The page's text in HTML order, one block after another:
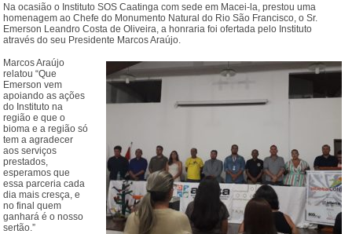
Na ocasião o Instituto SOS Caatinga com sede em Macei-la, prestou uma
homenagem ao Chefe do Monumento Natural do Rio São Francisco, o Sr.
Emerson Leandro Costa de Oliveira, a honraria foi ofertada pelo Instituto
através do seu Presidente Marcos Araújo.
Marcos Araújo
relatou “Que
Emerson vem
apoiando as ações
do Instituto na
região e que o
bioma e a região só
tem a agradecer
aos serviços
prestados,
esperamos que
essa parceria cada
dia mais cresça, e
no final quem
ganhará é o nosso
sertão.”